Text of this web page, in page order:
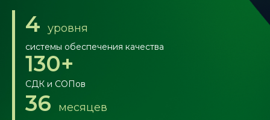
4 уровня
системы обеспечения качества
130+
СДК и СОПов
36 месяцев